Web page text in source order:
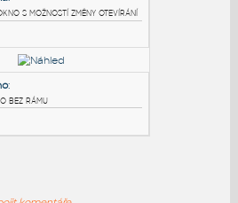
Tile Recessed Spline
panel s osazením